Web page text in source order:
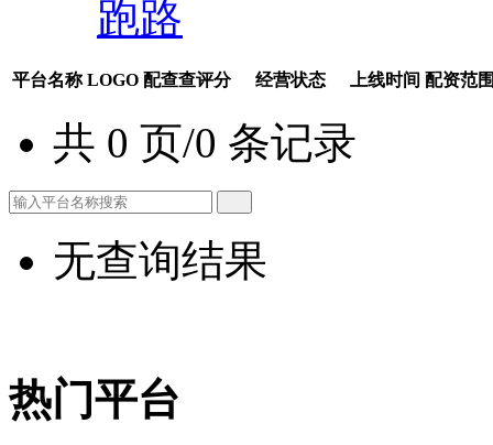
跑路
平台名称 LOGO 配查查评分 经营状态 上线时间 配资范
共 0 页/0 条记录
无查询结果
热门平台